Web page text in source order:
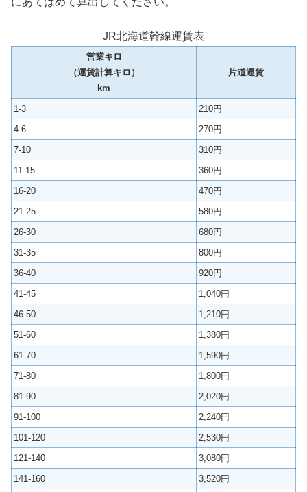
JR北海道幹線運賃表
営業キロ
（運賃計算キロ）
km
片道運賃
1-3
210円
4-6
270円
7-10
310円
11-15
360円
16-20
470円
21-25
580円
26-30
680円
31-35
800円
36-40
920円
41-45
1,040円
46-50
1,210円
51-60
1,380円
61-70
1,590円
71-80
1,800円
81-90
2,020円
91-100
2,240円
101-120
2,530円
121-140
3,080円
141-160
3,520円